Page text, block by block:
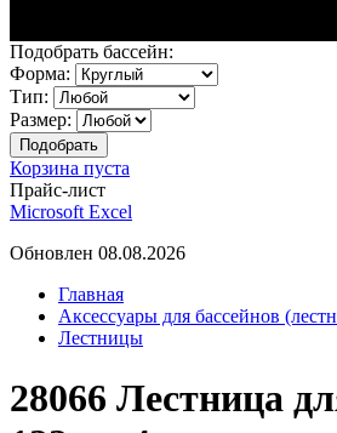
Подобрать бассейн:
Форма:
Тип:
Размер:
Корзина пуста
Прайс-лист
Microsoft Excel
Обновлен 08.08.2026
Главная
Аксессуары для бассейнов
Лестницы
28066 Лестница